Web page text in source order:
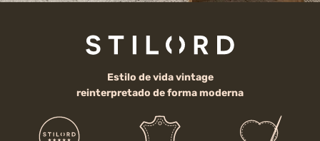
Estilo de vida vintage
reinterpretado de forma moderna